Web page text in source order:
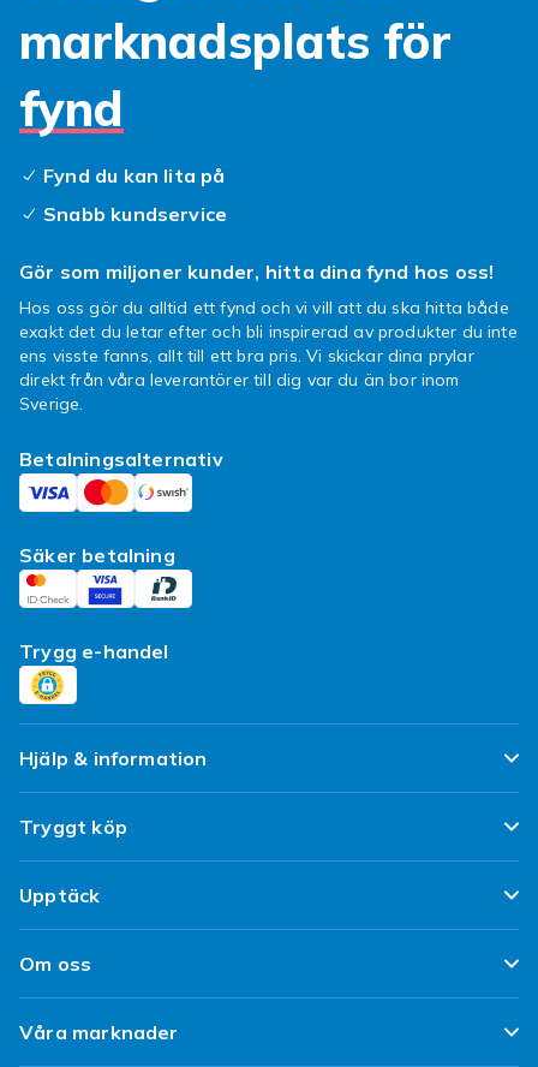
marknadsplats för
fynd
Fynd du kan lita på
Snabb kundservice
Gör som miljoner kunder, hitta dina fynd hos oss!
Hos oss gör du alltid ett fynd och vi vill att du ska hitta både
exakt det du letar efter och bli inspirerad av produkter du inte
ens visste fanns, allt till ett bra pris. Vi skickar dina prylar
direkt från våra leverantörer till dig var du än bor inom
Sverige.
Betalningsalternativ
Säker betalning
Trygg e-handel
Hjälp & information
Vanliga frågor
Spåra paket
Ångra & Returnera här
Leverans
Tryggt köp
Nöjd kund-löfte
Kundrecensioner
Begagnat / Refurbished
Upptäck
Populära kategorier
Designa egna kläder
Om oss
Om Fyndiq
Våra marknader